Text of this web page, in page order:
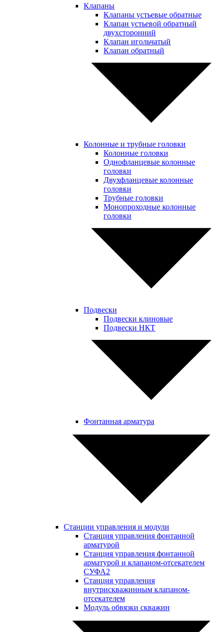
Клапаны
Клапаны устьевые обратные
Клапан устьевой обратный
двухсторонний
Клапан игольчатый
Клапан обратный
Колонные и трубные головки
Колонные головки
Однофланцевые колонные
головки
Двухфланцевые колонные
головки
Трубные головки
Монопроходные колонные
головки
Подвески
Подвески клиновые
Подвески НКТ
Фонтанная арматура
Станции управления и модули
Станция управления фонтанной
арматурой
Станция управления фонтанной
арматурой и клапаном-отсекателем
СУФА2
Станция управления
внутрискважинным клапаном-
отсекателем
Модуль обвязки скважин